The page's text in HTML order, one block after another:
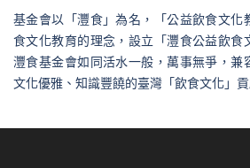
基金會以「灃食」為名，「公益飲食文化
食文化教育的理念，設立「灃食公益飲食
灃食基金會如同活水一般，萬事無爭，兼
文化優雅、知識豐饒的臺灣「飲食文化」貢